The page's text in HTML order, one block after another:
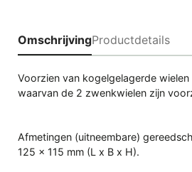
OmschrijvingProductdetails
Voorzien van kogelgelagerde wielen
waarvan de 2 zwenkwielen zijn
Afmetingen (uitneembare)
125 x 115 mm (L x B x H).